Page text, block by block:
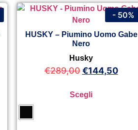
HUSKY – Piumino Uomo Gabe
Nero
Husky
€289,00 €144,50
Scegli
- 50%